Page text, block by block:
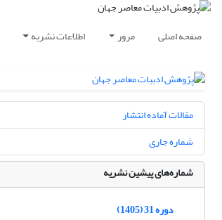
صفحه اصلی مرور اطلاعات نشریه
مقالات آماده انتشار
شماره جاری
شماره‌های پیشین نشریه
دوره 31 (1405)